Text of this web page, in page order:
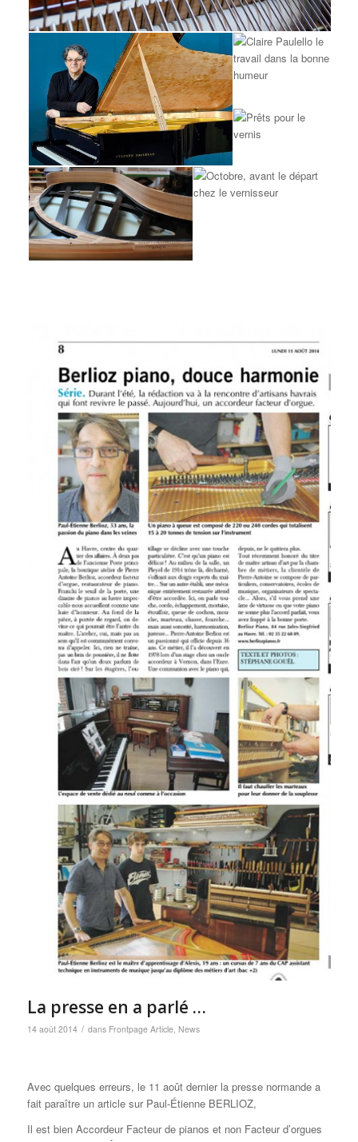
La presse en a parlé …
14 août 2014 / dans Frontpage Article, News
Avec quelques erreurs, le 11 août dernier la presse normande a
fait paraître un article sur Paul-Étienne BERLIOZ,
Il est bien Accordeur Facteur de pianos et non Facteur d’orgues